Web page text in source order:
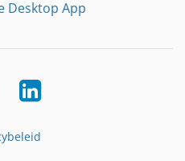
Desktop App
LinkedIn